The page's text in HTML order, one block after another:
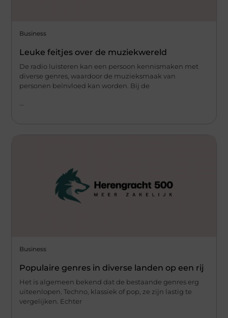
Business
Leuke feitjes over de muziekwereld
De radio luisteren kan een persoon kennismaken met
diverse genres, waardoor de muzieksmaak van
personen beïnvloed kan worden. Bij de
Business
Populaire genres in diverse landen op een rij
Het is algemeen bekend dat de bestaande genres erg
uiteenlopen. Techno, klassiek of pop, ze zijn lastig te
vergelijken. Echter